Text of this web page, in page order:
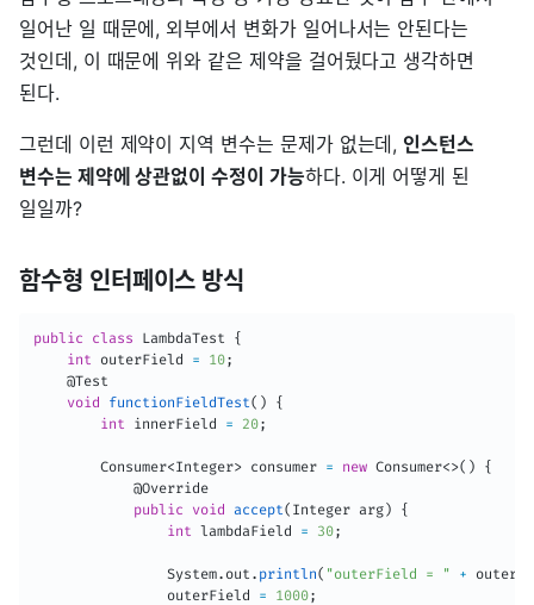
일어난 일 때문에, 외부에서 변화가 일어나서는 안된다는
것인데, 이 때문에 위와 같은 제약을 걸어뒀다고 생각하면
된다.
그런데 이런 제약이 지역 변수는 문제가 없는데, 인스턴스
변수는 제약에 상관없이 수정이 가능하다. 이게 어떻게 된
일일까?
함수형 인터페이스 방식
public class LambdaTest
{
int outerField = 10;
@Test
void
functionFieldTest( )
{
int innerField = 20;
Consumer<Integer> consumer = new Consumer<>( )
{
@Override
public
void accept( Integer arg )
{
int lambdaField = 30;
System. out . println( "outerField = " +
                outerField
= 1000;